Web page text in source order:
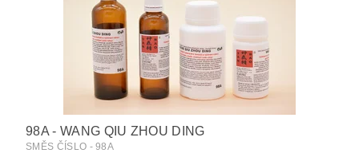
98A - WANG QIU ZHOU DING
SMĚS ČÍSLO - 98A